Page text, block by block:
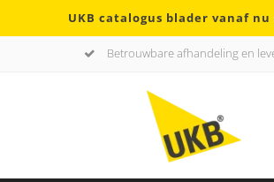
UKB catalogus blader vanaf
Betrouwbare afhandeling en